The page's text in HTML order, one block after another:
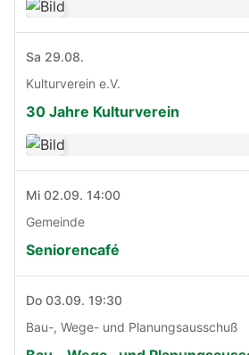
Sa 29.08.
Kulturverein e.V.
30 Jahre Kulturverein
Mi 02.09. 14:00
Gemeinde
Seniorencafé
Do 03.09. 19:30
Bau-, Wege- und Planungsausschuß